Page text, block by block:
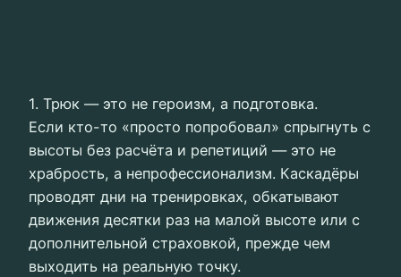
1. Трюк — это не героизм, а подготовка.
Если кто-то «просто попробовал» спрыгнуть с
высоты без расчёта и репетиций — это не
храбрость, а непрофессионализм. Каскадёры
проводят дни на тренировках, обкатывают
движения десятки раз на малой высоте или с
дополнительной страховкой, прежде чем
выходить на реальную точку.